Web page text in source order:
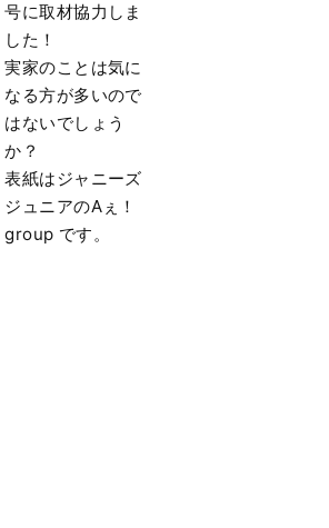
号に取材協力しま
した！
実家のことは気に
なる方が多いので
はないでしょう
か？
表紙はジャニーズ
ジュニアのAぇ！
group です。